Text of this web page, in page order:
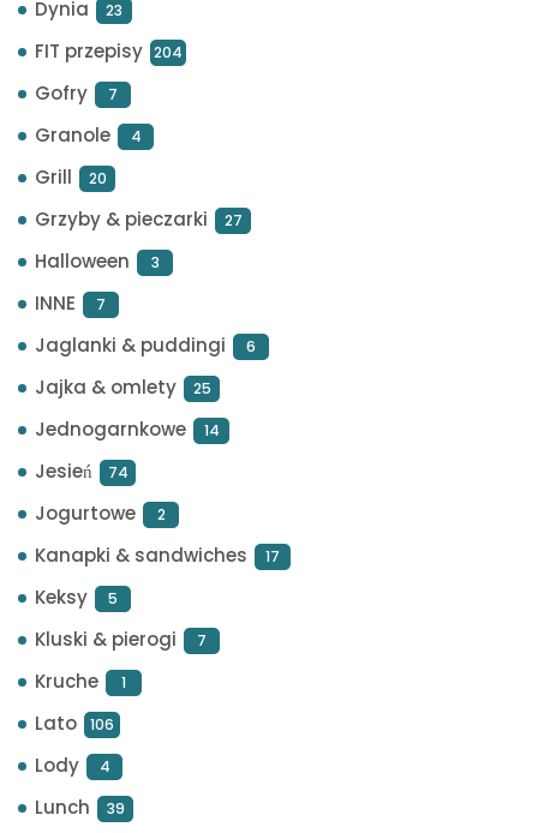
Dynia 23
FIT przepisy 204
Gofry 7
Granole 4
Grill 20
Grzyby & pieczarki 27
Halloween 3
INNE 7
Jaglanki & puddingi 6
Jajka & omlety 25
Jednogarnkowe 14
Jesień 74
Jogurtowe 2
Kanapki & sandwiches 17
Keksy 5
Kluski & pierogi 7
Kruche 1
Lato 106
Lody 4
Lunch 39